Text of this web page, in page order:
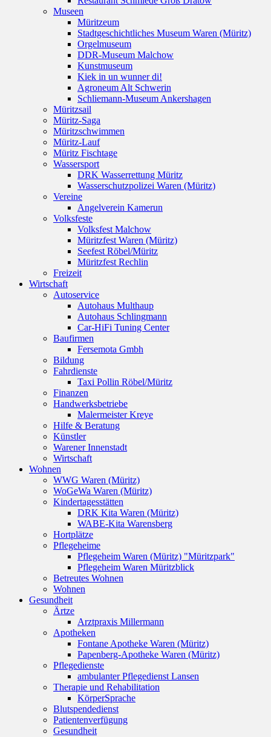
Museen
Müritzeum
Stadtgeschichtliches Museum Waren (Müritz)
Orgelmuseum
DDR-Museum Malchow
Kunstmuseum
Kiek in un wunner di!
Agroneum Alt Schwerin
Schliemann-Museum Ankershagen
Müritzsail
Müritz-Saga
Müritzschwimmen
Müritz-Lauf
Müritz Fischtage
Wassersport
DRK Wasserrettung Müritz
Wasserschutzpolizei Waren (Müritz)
Vereine
Angelverein Kamerun
Volksfeste
Volksfest Malchow
Müritzfest Waren (Müritz)
Seefest Röbel/Müritz
Müritzfest Rechlin
Freizeit
Wirtschaft
Autoservice
Autohaus Multhaup
Autohaus Schlingmann
Car-HiFi Tuning Center
Baufirmen
Fersemota Gmbh
Bildung
Fahrdienste
Taxi Pollin Röbel/Müritz
Finanzen
Handwerksbetriebe
Malermeister Kreye
Hilfe & Beratung
Künstler
Warener Innenstadt
Wirtschaft
Wohnen
WWG Waren (Müritz)
WoGeWa Waren (Müritz)
Kindertagesstätten
DRK Kita Waren (Müritz)
WABE-Kita Warensberg
Hortplätze
Pflegeheime
Pflegeheim Waren (Müritz) "Müritzpark"
Pflegeheim Waren Müritzblick
Betreutes Wohnen
Wohnen
Gesundheit
Ärtze
Arztpraxis Millermann
Apotheken
Fontane Apotheke Waren (Müritz)
Papenberg-Apotheke Waren (Müritz)
Pflegedienste
ambulanter Pflegedienst Lansen
Therapie und Rehabilitation
KörperSprache
Blutspendedienst
Patientenverfügung
Gesundheit